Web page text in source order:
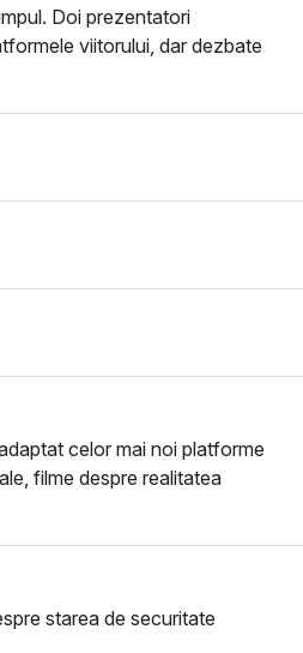
Doi prezentatori
viitorului, dar dezbate
celor mai noi platforme
filme despre realitatea
starea de securitate